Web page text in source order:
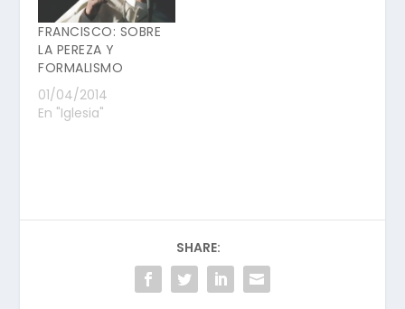
FRANCISCO: SOBRE
LA PEREZA Y
FORMALISMO
01/04/2014
En "Iglesia"
SHARE: